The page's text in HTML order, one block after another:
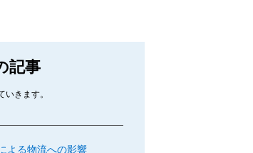
記事
いきます。
よる物流への影響